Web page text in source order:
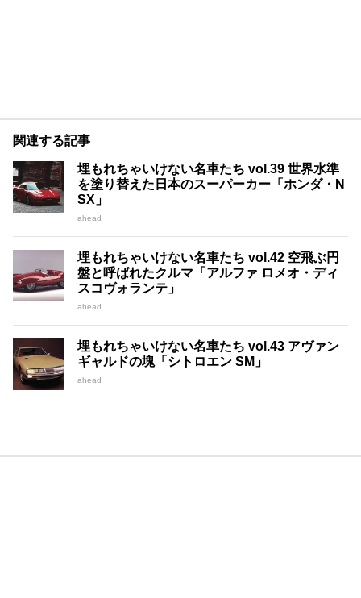
関連する記事
埋もれちゃいけない名車たち vol.39 世界水準
を塗り替えた日本のスーパーカー「ホンダ・N
SX」
ahead
埋もれちゃいけない名車たち vol.42 空飛ぶ円
盤と呼ばれたクルマ「アルファ ロメオ・ディ
スコヴォランテ」
ahead
埋もれちゃいけない名車たち vol.43 アヴァン
ギャルドの塊「シトロエン SM」
ahead